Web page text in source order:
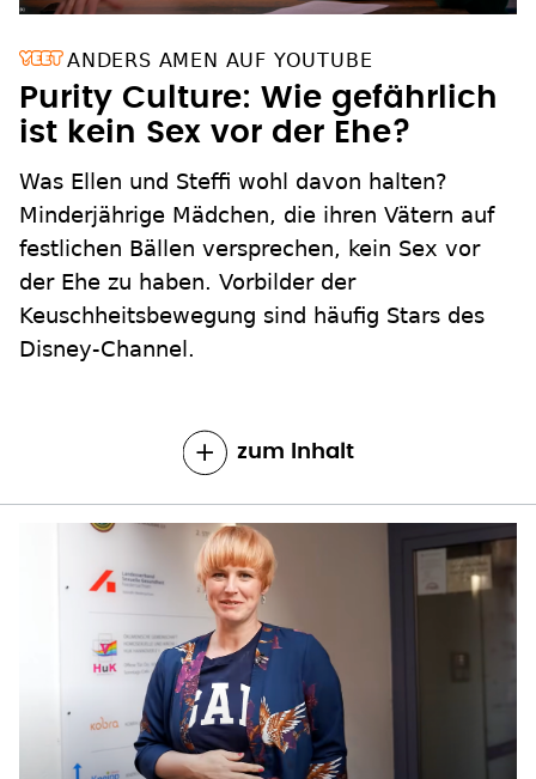
ANDERS AMEN AUF YOUTUBE
Purity Culture: Wie gefährlich
ist kein Sex vor der Ehe?
Was Ellen und Steffi wohl davon halten?
Minderjährige Mädchen, die ihren Vätern auf
festlichen Bällen versprechen, kein Sex vor
der Ehe zu haben. Vorbilder der
Keuschheitsbewegung sind häufig Stars des
Disney-Channel.
zum Inhalt